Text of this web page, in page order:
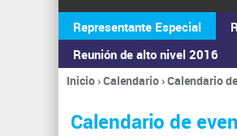
Representante Especial
Reunión de alto nivel 2016
Se
encuentra
usted
Inicio›Calendario›Calendario
Calendario de